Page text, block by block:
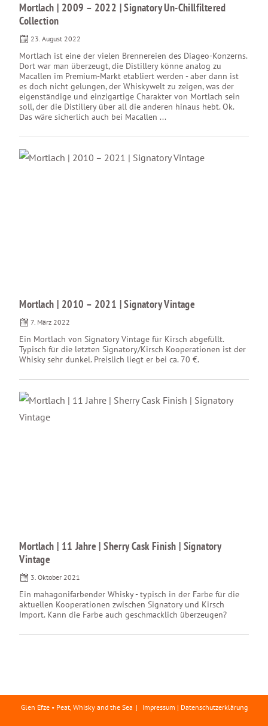
Mortlach | 2009 – 2022 | Signatory Un-Chillfiltered
Collection
23. August 2022
Mortlach ist eine der vielen Brennereien des Diageo-Konzerns.
Dort war man überzeugt, die Distillery könne analog zu
Macallen im Premium-Markt etabliert werden - aber dann ist
es doch nicht gelungen, der Whiskywelt zu zeigen, was der
eigenständige und einzigartige Charakter von Mortlach sein
soll, der die Distillery über all die anderen hinaus hebt. Ok.
Das wäre sicherlich auch bei Macallen ...
Mortlach | 2010 – 2021 | Signatory Vintage
7. März 2022
Ein Mortlach von Signatory Vintage für Kirsch abgefüllt.
Typisch für die letzten Signatory/Kirsch Kooperationen ist der
Whisky sehr dunkel. Preislich liegt er bei ca. 70 €.
Mortlach | 11 Jahre | Sherry Cask Finish | Signatory
Vintage
3. Oktober 2021
Ein mahagonifarbender Whisky - typisch in der Farbe für die
aktuellen Kooperationen zwischen Signatory und Kirsch
Import. Kann die Farbe auch geschmacklich überzeugen?
Glen Efze • Peat, Whisky and the Sea Impressum | Datenschutzerklärung